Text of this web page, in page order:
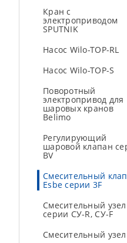
Кран с
электроприводом
SPUTNIK
Насос Wilo-TOP-RL
Насос Wilo-TOP-S
Поворотный
электропривод для
шаровых кранов
Belimo
Регулирующий
шаровой клапан
BV
Смесительный
Esbe cерии 3F
Смесительный узел
серии СУ-R, СУ-F
Смесительный